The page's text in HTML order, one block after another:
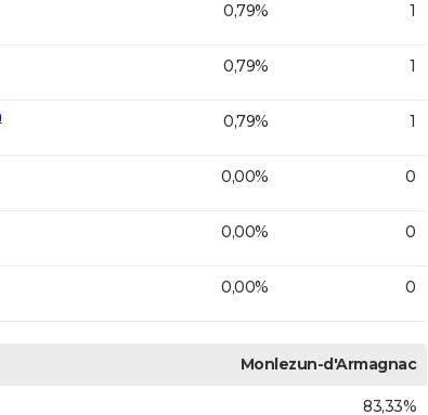
0,79% 1
0,79% 1
0,79% 1
0,00% 0
0,00% 0
0,00% 0
Monlezun-d'Armagnac
83,33%